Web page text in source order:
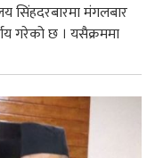
सिंहदरबारमा मंगलबार
गरेको छ । यसैक्रममा